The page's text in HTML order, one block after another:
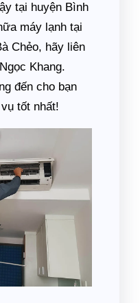
tại huyện Bình
máy lạnh tại
Chẻo, hãy liên
Khang.
đến cho bạn
tốt nhất!